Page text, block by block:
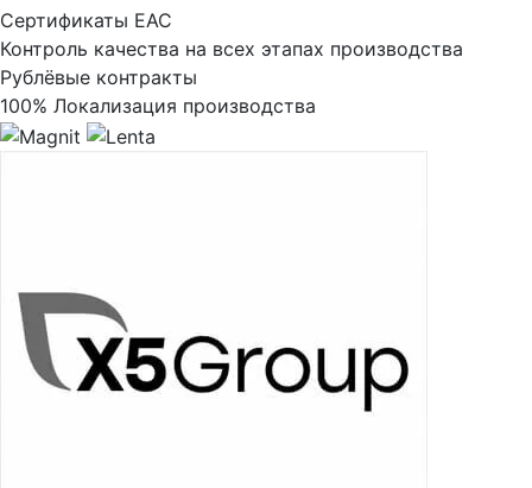
Сертификаты ЕАС
Контроль качества на всех этапах производства
Рублёвые контракты
100% Локализация производства